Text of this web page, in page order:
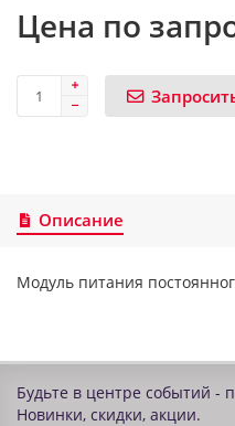
Цена по
Описание
Модуль питания
Будьте в центре событий -
Новинки, скидки, акции.